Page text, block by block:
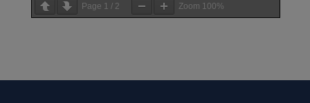
Page 1 / 2 Zoom 100%